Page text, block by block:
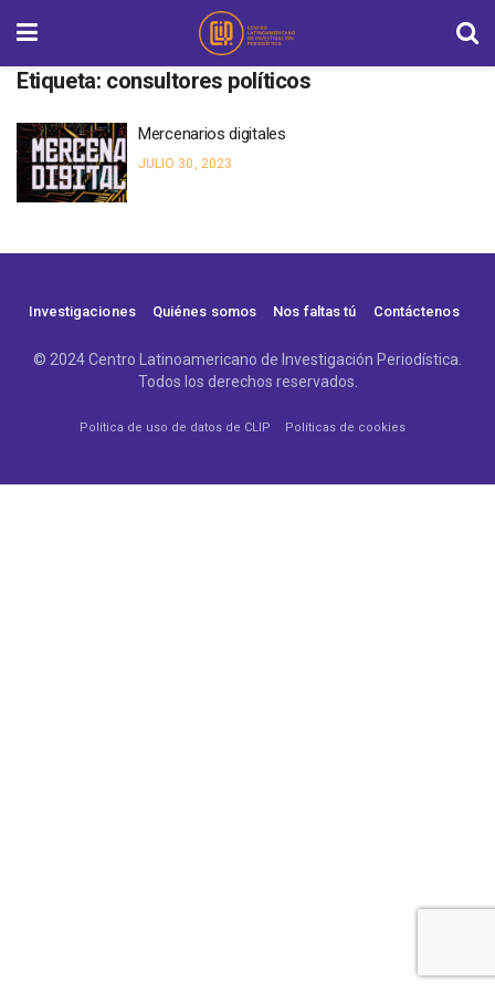
Etiqueta: consultores políticos
Mercenarios digitales
JULIO 30, 2023
Investigaciones Quiénes somos Nos faltas tú Contáctenos
© 2024 Centro Latinoamericano de Investigación Periodística.
Todos los derechos reservados.
Política de uso de datos de CLIP Políticas de cookies